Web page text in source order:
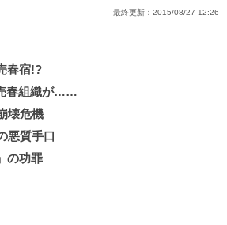
最終更新： 2015/08/27 12:26
春宿!?
春組織が……
壊危機
悪質手口
の功罪